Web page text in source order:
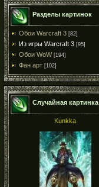
Разделы картинок
Обои Warcraft 3 [82]
Из игры Warcraft 3 [95]
Обои WoW [194]
Фан арт [102]
Случайная картинка
Kunkka